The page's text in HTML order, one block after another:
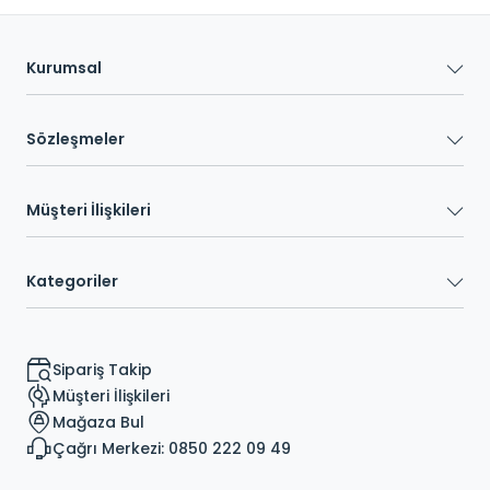
Kurumsal
Sözleşmeler
Müşteri İlişkileri
Kategoriler
Sipariş Takip
Müşteri İlişkileri
Mağaza Bul
Çağrı Merkezi: 0850 222 09 49